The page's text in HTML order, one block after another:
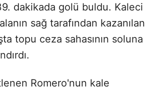
dakikada golü buldu. Kaleci
sağ tarafından kazanılan
topu ceza sahasının soluna
Romero'nun kale